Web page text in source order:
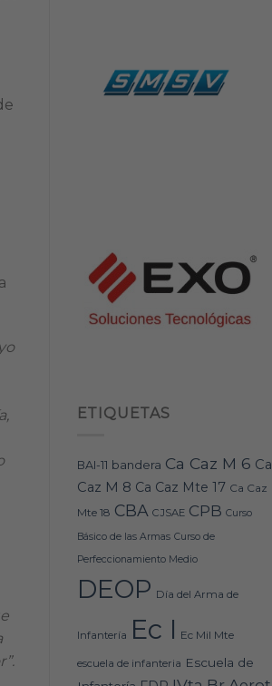
ETIQUETAS
BAI-11 bandera Ca Caz M 6 Ca
Caz M 8 Ca Caz Mte 17 Ca Caz
Mte 18 CBA CJSAE CPB Curso
Básico de las Armas Curso de
Perfeccionamiento Medio
DEOP Día del Arma de
Infantería Ec I Ec Mil Mte
escuela de infanteria Escuela de